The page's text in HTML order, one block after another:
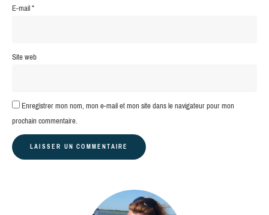
E-mail*
Site web
Enregistrer mon nom, mon e-mail et mon site dans le navigateur pour mon
prochain commentaire.